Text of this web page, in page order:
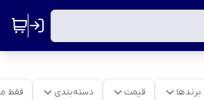
برندها قیمت دسته‌بندی فقط